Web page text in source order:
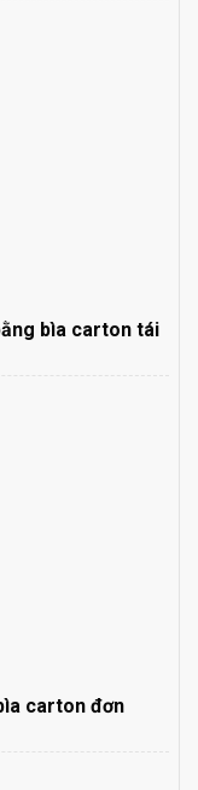
bìa carton tái
carton đơn